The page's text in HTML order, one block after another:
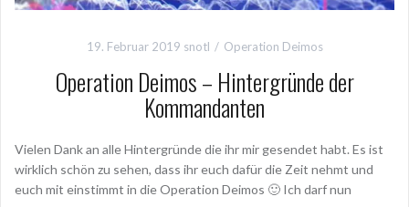
19. Februar 2019 snotl Operation Deimos
Operation Deimos – Hintergründe der
Kommandanten
Vielen Dank an alle Hintergründe die ihr mir gesendet habt. Es ist
wirklich schön zu sehen, dass ihr euch dafür die Zeit nehmt und
euch mit einstimmt in die Operation Deimos 🙂 Ich darf nun